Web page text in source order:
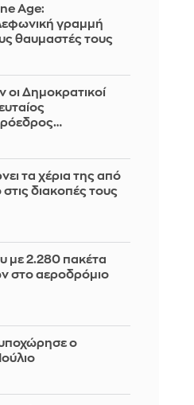
Age:
γραμμή
θαυμαστές τους
οι Δημοκρατικοί
τα χέρια της από
στις διακοπές τους
με 2.280 πακέτα
στο αεροδρόμιο
ο